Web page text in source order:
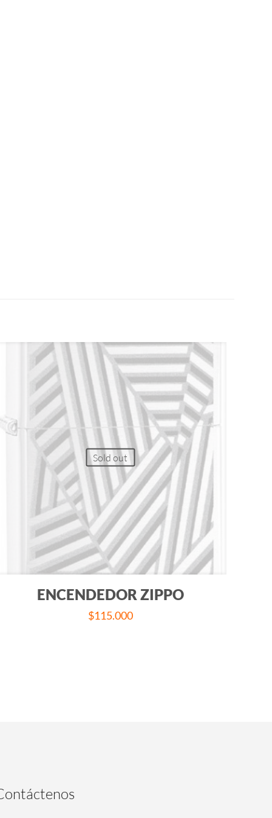
Sold out
ENCENDEDOR ZIPPO
$115.000